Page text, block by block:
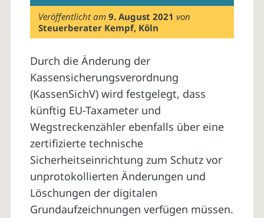
Veröffentlicht am9. August 2021 von
Steuerberater Kempf, Köln
Durch die Änderung der
Kassensicherungsverordnung
(KassenSichV) wird festgelegt, dass
künftig EU-Taxameter und
Wegstreckenzähler ebenfalls über eine
zertifizierte technische
Sicherheitseinrichtung zum Schutz vor
unprotokollierten Änderungen und
Löschungen der digitalen
Grundaufzeichnungen verfügen müssen.